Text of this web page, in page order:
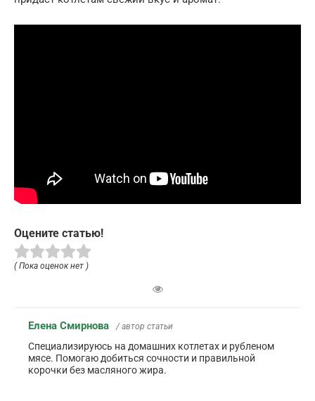
Оцените статью!
( Пока оценок нет )
Елена Смирнова / автор статьи
Специализируюсь на домашних котлетах и рубленом
мясе. Помогаю добиться сочности и правильной
корочки без масляного жира.